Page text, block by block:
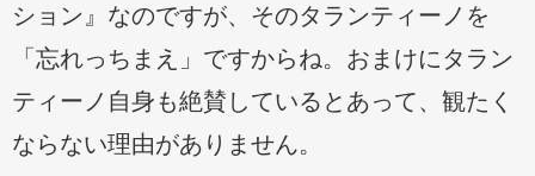
ション』なのですが、そのタランティーノを
「忘れっちまえ」ですからね。おまけにタラン
ティーノ自身も絶賛しているとあって、観たく
ならない理由がありません。